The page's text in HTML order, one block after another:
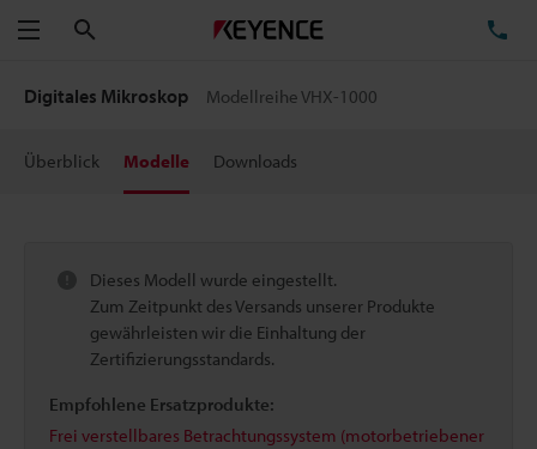
Menü
Digitales Mikroskop Modellreihe VHX-1000
Überblick Modelle Downloads
Dieses Modell wurde eingestellt.
Zum Zeitpunkt des Versands unserer Produkte
gewährleisten wir die Einhaltung der
Zertifizierungsstandards.
Empfohlene Ersatzprodukte:
Frei verstellbares Betrachtungssystem (motorbetriebener